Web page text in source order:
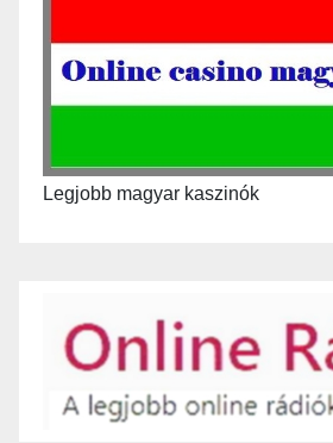
Legjobb magyar kaszinók